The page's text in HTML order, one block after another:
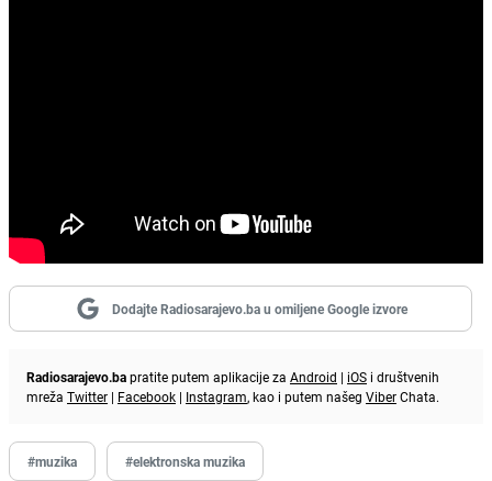
Dodajte Radiosarajevo.ba u omiljene Google izvore
Radiosarajevo.bapratite putem aplikacije za Android | iOS i društvenih
mreža Twitter | Facebook | Instagram, kao i putem našeg ViberChata.
#muzika #elektronska muzika